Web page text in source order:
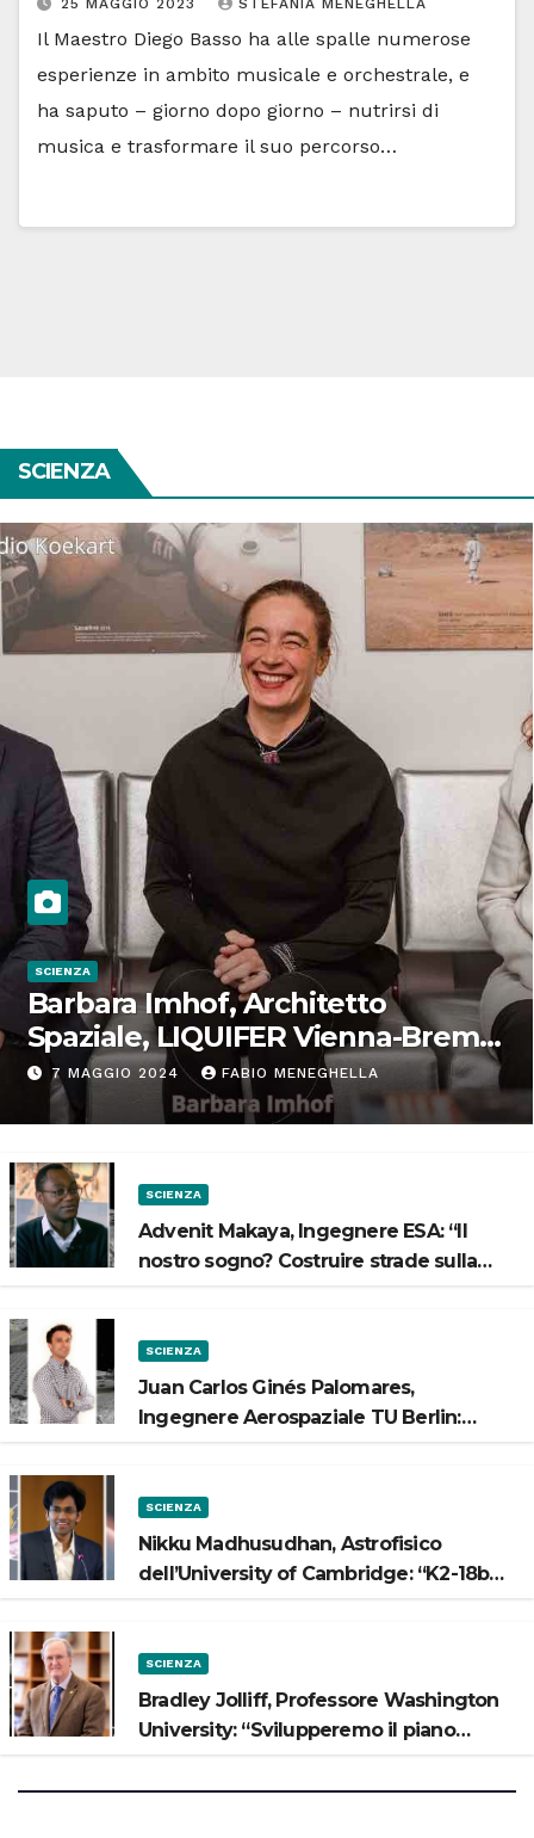
25 MAGGIO 2023 STEFANIA MENEGHELLA
Il Maestro Diego Basso ha alle spalle numerose
esperienze in ambito musicale e orchestrale, e
ha saputo – giorno dopo giorno – nutrirsi di
musica e trasformare il suo percorso…
SCIENZA
SCIENZA
Barbara Imhof, Architetto
Spaziale, LIQUIFER Vienna-Brema:
“Progettiamo habitat per lo
Spazio”
7 MAGGIO 2024 FABIO MENEGHELLA
SCIENZA
Advenit Makaya, Ingegnere ESA: “Il
nostro sogno? Costruire strade sulla
SCIENZA
Juan Carlos Ginés Palomares,
Ingegnere Aerospaziale TU Berlin:
SCIENZA
Nikku Madhusudhan, Astrofisico
dell’University of Cambridge: “K2-18b
SCIENZA
Bradley Jolliff, Professore Washington
University: “Svilupperemo il piano